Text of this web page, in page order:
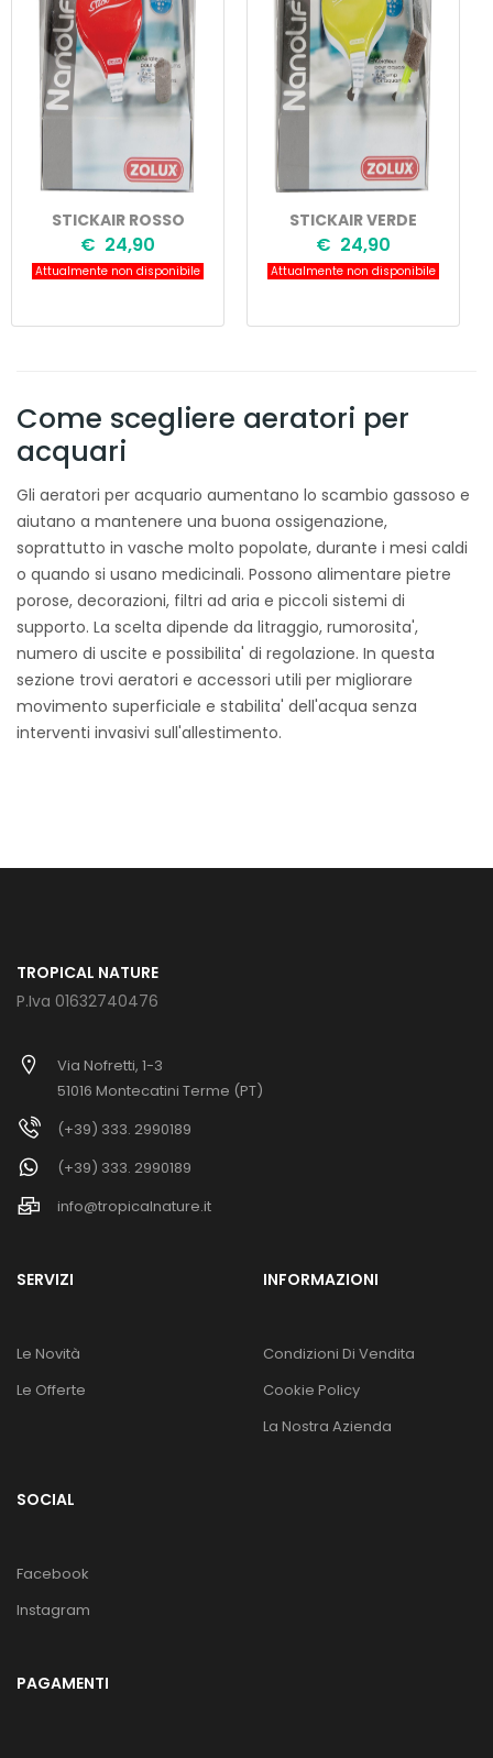
STICKAIR ROSSO
€ 24,90
Attualmente non disponibile
STICKAIR VERDE
€ 24,90
Attualmente non disponibile
Come scegliere aeratori per
acquari
Gli aeratori per acquario aumentano lo scambio gassoso e
aiutano a mantenere una buona ossigenazione,
soprattutto in vasche molto popolate, durante i mesi caldi
o quando si usano medicinali. Possono alimentare pietre
porose, decorazioni, filtri ad aria e piccoli sistemi di
supporto. La scelta dipende da litraggio, rumorosita',
numero di uscite e possibilita' di regolazione. In questa
sezione trovi aeratori e accessori utili per migliorare
movimento superficiale e stabilita' dell'acqua senza
interventi invasivi sull'allestimento.
TROPICAL NATURE
P.Iva 01632740476
Via Nofretti, 1-3
51016 Montecatini Terme (PT)
(+39) 333. 2990189
(+39) 333. 2990189
info@tropicalnature.it
SERVIZI
Le Novità
Le Offerte
INFORMAZIONI
Condizioni Di Vendita
Cookie Policy
La Nostra Azienda
SOCIAL
Facebook
Instagram
PAGAMENTI